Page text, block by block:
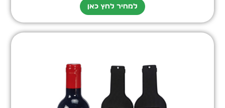
למחיר לחץ כאן